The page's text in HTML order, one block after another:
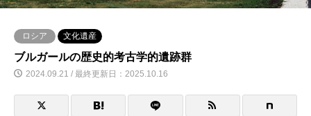
ロシア 文化遺産
ブルガールの歴史的考古学的遺跡群
2024.09.21 / 最終更新日：2025.10.16